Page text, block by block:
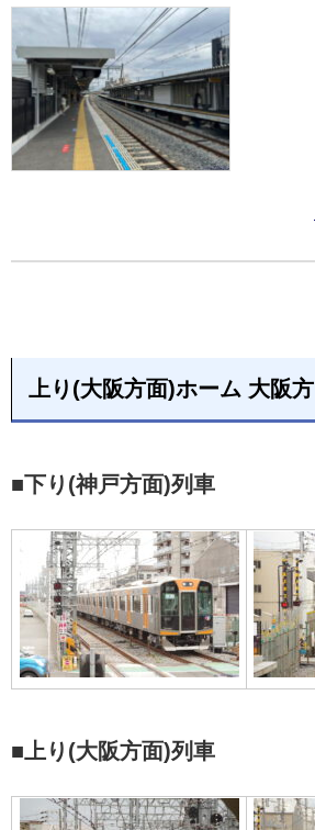
上り(大阪方面)ホーム 大阪方
■下り(神戸方面)列車
■上り(大阪方面)列車